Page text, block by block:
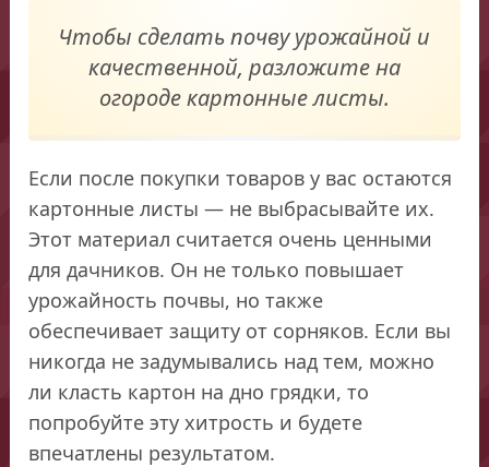
Чтобы сделать почву урожайной и
качественной, разложите на
огороде картонные листы.
Если после покупки товаров у вас остаются
картонные листы — не выбрасывайте их.
Этот материал считается очень ценными
для дачников. Он не только повышает
урожайность почвы, но также
обеспечивает защиту от сорняков. Если вы
никогда не задумывались над тем, можно
ли класть картон на дно грядки, то
попробуйте эту хитрость и будете
впечатлены результатом.